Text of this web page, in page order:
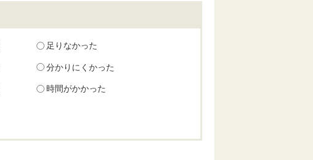
足りなかった
分かりにくかった
時間がかかった